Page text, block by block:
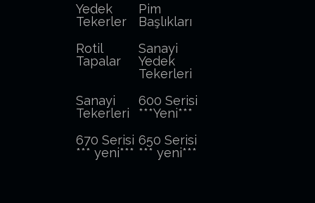
Yedek
Tekerler
Pim
Başlıkları
Rotil
Tapalar
Sanayi
Yedek
Tekerleri
Sanayi
Tekerleri
600 Serisi
***Yeni***
670 Serisi
*** yeni***
650 Serisi
*** yeni***